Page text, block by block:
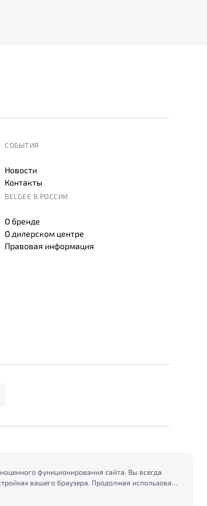
СОБЫТИЯ
Новости
Контакты
BELGEE В РОССИИ
О бренде
О дилерском центре
Правовая информация
функционирования сайта. Вы всегда
вашего браузера. Продолжая использовать
использованию и возможной блокировке